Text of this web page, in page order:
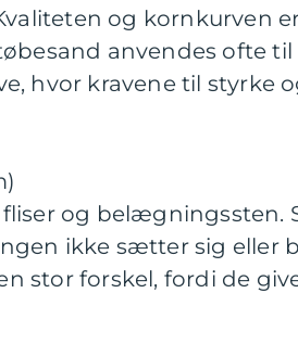
og kornkurven
anvendes ofte til
hvor kravene til styrke
og belægningssten.
ikke sætter sig eller
stor forskel, fordi de